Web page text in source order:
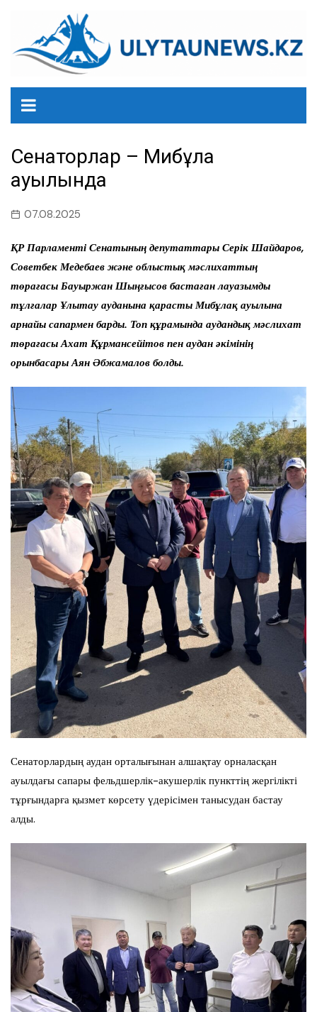
содержанию
Сенаторлар – Мибұлақ
ауылында
07.08.2025
ҚР Парламенті Сенатының депутаттары Серік Шайдаров,
Советбек Медебаев және облыстық мәслихаттың
төрағасы Бауыржан Шыңғысов бастаған лауазымды
тұлғалар Ұлытау ауданына қарасты Мибұлақ ауылына
арнайы сапармен барды. Топ құрамында аудандық мәслихат
төрағасы Ахат Құрмансейітов пен аудан әкімінің
орынбасары Аян Әбжамалов болды.
Сенаторлардың аудан орталығынан алшақтау орналасқан
ауылдағы сапары фельдшерлік-акушерлік пункттің жергілікті
тұрғындарға қызмет көрсету үдерісімен танысудан бастау
алды.